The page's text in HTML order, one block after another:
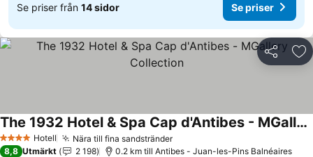
Se priser från 14 sidor Se priser
Dela
4 StjärnorHotell Nära till fina sandstränderSe priser
The 1932 Hotel & Spa Cap d'Antibes - MGallery Collection
Se priser
8,8 Utmärkt 2 198 0.2 km till Antibes - Juan-les-Pins Balnéaires